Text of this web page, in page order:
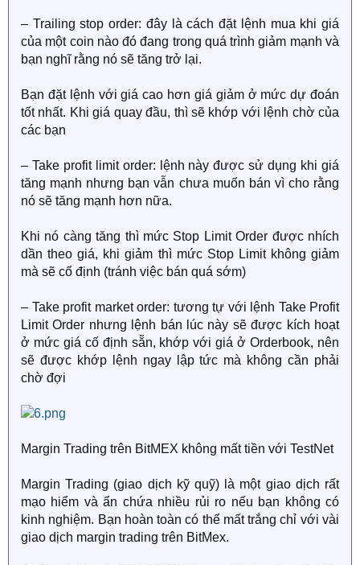
– Trailing stop order: đây là cách đặt lệnh mua khi giá
của một coin nào đó đang trong quá trình giảm mạnh và
bạn nghĩ rằng nó sẽ tăng trở lại.
Bạn đặt lệnh với giá cao hơn giá giảm ở mức dự đoán
tốt nhất. Khi giá quay đầu, thì sẽ khớp với lệnh chờ của
các bạn
– Take profit limit order: lệnh này được sử dụng khi giá
tăng mạnh nhưng bạn vẫn chưa muốn bán vì cho rằng
nó sẽ tăng mạnh hơn nữa.
Khi nó càng tăng thì mức Stop Limit Order được nhích
dần theo giá, khi giảm thì mức Stop Limit không giảm
mà sẽ cố định (tránh việc bán quá sớm)
– Take profit market order: tương tự với lệnh Take Profit
Limit Order nhưng lệnh bán lúc này sẽ được kích hoạt
ở mức giá cố định sẵn, khớp với giá ở Orderbook, nên
sẽ được khớp lệnh ngay lập tức mà không cần phải
chờ đợi
Margin Trading trên BitMEX không mất tiền với TestNet
Margin Trading (giao dịch kỹ quỹ) là một giao dịch rất
mạo hiểm và ẩn chứa nhiều rủi ro nếu bạn không có
kinh nghiệm. Bạn hoàn toàn có thể mất trắng chỉ với vài
giao dịch margin trading trên BitMex.